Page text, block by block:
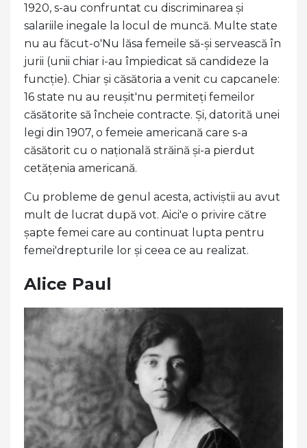
1920, s-au confruntat cu discriminarea și
salariile inegale la locul de muncă. Multe state
nu au făcut-o'Nu lăsa femeile să-și servească în
jurii (unii chiar i-au împiedicat să candideze la
funcție). Chiar și căsătoria a venit cu capcanele:
16 state nu au reușit'nu permiteți femeilor
căsătorite să încheie contracte. Și, datorită unei
legi din 1907, o femeie americană care s-a
căsătorit cu o națională străină și-a pierdut
cetățenia americană.
Cu probleme de genul acesta, activiștii au avut
mult de lucrat după vot. Aici'e o privire către
șapte femei care au continuat lupta pentru
femei'drepturile lor și ceea ce au realizat.
Alice Paul